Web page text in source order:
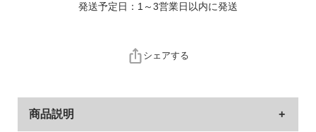
発送予定日：1～3営業日以内に発送
シェアする
商品説明